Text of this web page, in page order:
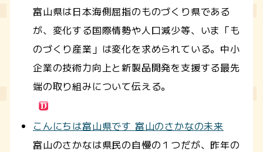
富山県は日本海側屈指のものづくり県である
が、変化する国際情勢や人口減少等、いま「も
のづくり産業」は変化を求められている。中小
企業の技術力向上と新製品開発を支援する最先
端の取り組みについて伝える。
こんにちは富山県です 富山のさかなの未来
富山のさかなは県民の自慢の１つだが、昨年の